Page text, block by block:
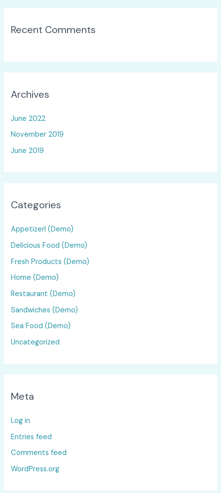
Recent Comments
Archives
June 2022
November 2019
June 2019
Categories
Appetizerl (Demo)
Delicious Food (Demo)
Fresh Products (Demo)
Home (Demo)
Restaurant (Demo)
Sandwiches (Demo)
Sea Food (Demo)
Uncategorized
Meta
Log in
Entries feed
Comments feed
WordPress.org